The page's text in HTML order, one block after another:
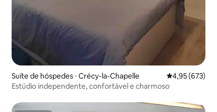
Suíte de hóspedes ⋅ Crécy-la-Chapelle 4,95 de uma
4,95 (673)
Estúdio independente, confortável e charmoso